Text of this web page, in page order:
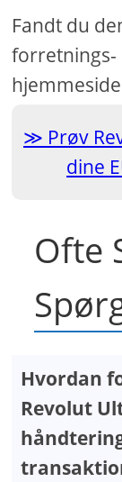
Fandt du
forretnings-
Prøv
dine
Ofte
Hvordan
Revolut